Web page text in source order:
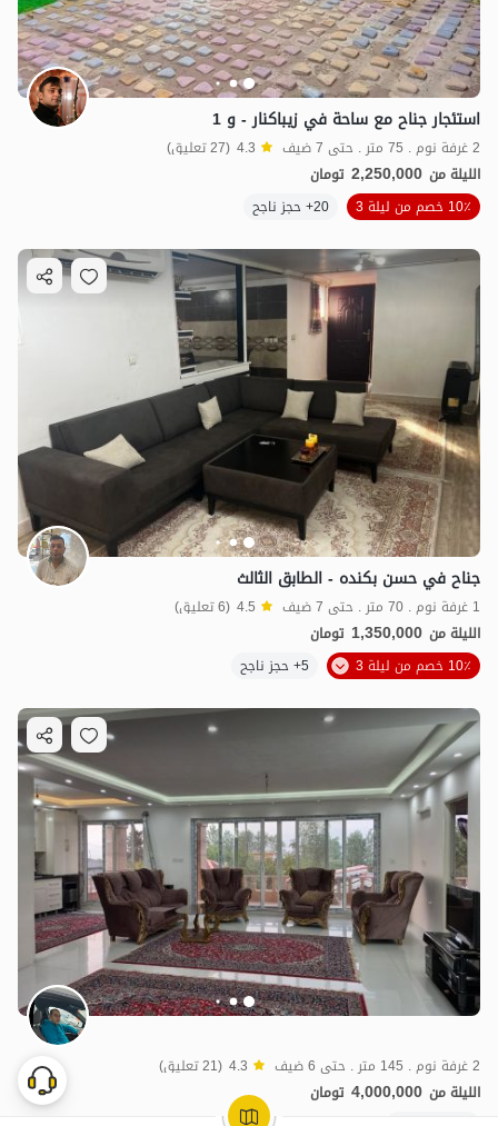
استئجار جناح مع ساحة في زیباكنار - و 1
2 غرفة نوم . 75 متر . حتى 7 ضيف 4.3 (27 تعليق)
الليلة من 2,250,000 تومان
10٪ خصم من ليلة 3
20+ حجز ناجح
جناح في حسن بكنده - الطابق الثالث
1 غرفة نوم . 70 متر . حتى 7 ضيف 4.5 (6 تعليق)
الليلة من 1,350,000 تومان
10٪ خصم من ليلة 3
5+ حجز ناجح
2 غرفة نوم . 145 متر . حتى 6 ضيف 4.3 (21 تعليق)
الليلة من 4,000,000 تومان